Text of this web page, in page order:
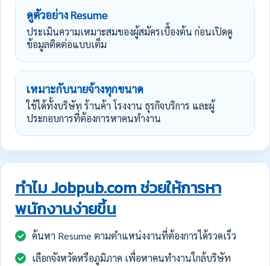
ดูตัวอย่าง Resume
ประเมินความเหมาะสมของผู้สมัครเบื้องต้น ก่อนเปิดดู
ข้อมูลติดต่อแบบเต็ม
เหมาะกับนายจ้างทุกขนาด
ใช้ได้ทั้งบริษัท ร้านค้า โรงงาน ธุรกิจบริการ และผู้
ประกอบการที่ต้องการหาคนทำงาน
ทำไม Jobpub.com ช่วยให้การหา
พนักงานง่ายขึ้น
ค้นหา Resume ตามตำแหน่งงานที่ต้องการได้รวดเร็ว
เลือกจังหวัดหรือภูมิภาค เพื่อหาคนทำงานใกล้บริษัท